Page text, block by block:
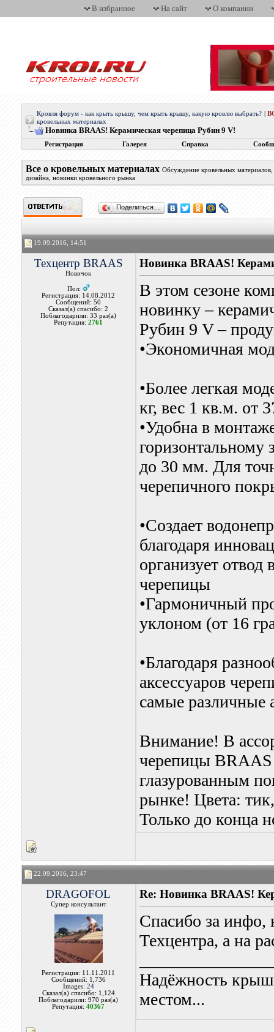
В избранное На сайт О компании
Кровля форум - как крыть крышу, чем крыть крышу, какую кровлю выбрать?
кровельных материалах
Новинка BRAAS! Керамическая черепица Рубин 9 V!
Регистрация Галерея Справка
Все о кровельных материалах Обсуждение кровельных
дизайна, новинки кровельного рынка
Поделиться…
19.09.2016, 14:51
Техцентр BRAAS
Новичок
Пол:
Регистрация: 14.08.2012
Сообщений: 50
Сказал(а) спасибо: 2
Поблагодарили: 33 раз(а)
Репутация:2761
Новинка BRAAS!
В этом сезоне
новинку –
Рубин 9 V –
•Экономичная
•Более легкая
кг, вес 1 кв.м. от
•Удобна в
горизонтальному
до 30 мм. Для
черепичного
•Создает
благодаря
организует
черепицы
•Гармоничный
уклоном (от 16
•Благодаря
аксессуаров
самые различные
Внимание! В
черепицы BRAAS
глазурованным
рынке! Цвета:
Только до конца
22.09.2016, 23:47
DRAGOFOL
Супер консультант
Регистрация: 11.11.2011
Сообщений: 1,736
Images: 24
Сказал(а) спасибо: 1,124
Поблагодарили: 970 раз(а)
Репутация:40367
Re: Новинка BRAAS!
Спасибо за инфо,
Техцентра, а на
Надёжность
местом...